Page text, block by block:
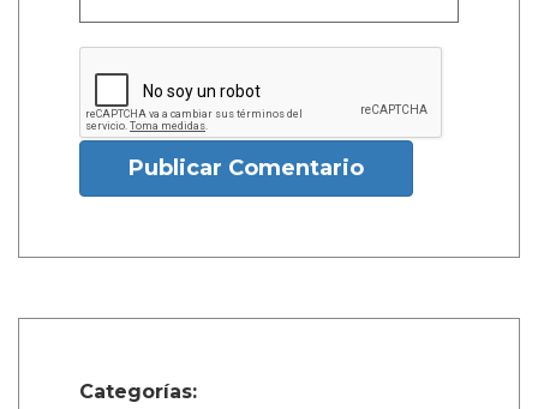
Publicar Comentario
Categorías: